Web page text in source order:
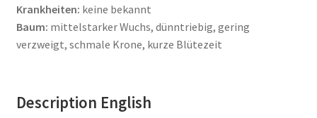
Krankheiten: keine bekannt
Baum: mittelstarker Wuchs, dünntriebig, gering
verzweigt, schmale Krone, kurze Blütezeit
Description English